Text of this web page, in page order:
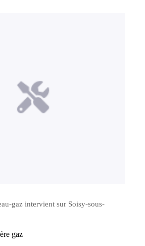
gaz intervient sur Soisy-sous-
gaz